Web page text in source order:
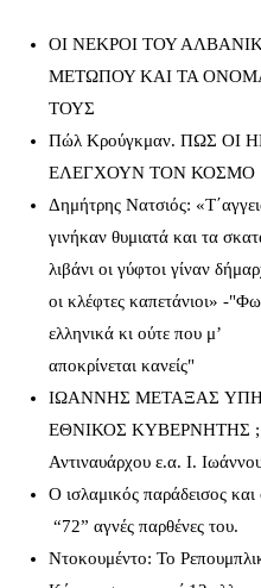
ΟΙ ΝΕΚΡΟΙ ΤΟΥ
ΜΕΤΩΠΟΥ ΚΑΙ ΤΑ
ΤΟΥΣ
Πώλ Κρούγκμαν. ΠΩΣ ΟΙ
ΕΛΕΓΧΟΥΝ ΤΟΝ ΚΟΣΜΟ
Δημήτρης Νατσιός:
γινήκαν θυμιατά και τα
λιβάνι οι γύφτοι γίναν
οι κλέφτες καπετάνιοι» -
ελληνικά κι ούτε που μ’
αποκρίνεται κανείς"
IΩΑΝΝΗΣ ΜΕΤΑΞΑΣ
ΕΘΝΙΚΟΣ ΚΥΒΕΡΝΗΤΗΣ ;
Αντιναυάρχου ε.α. Ι.
Ο ισλαμικός παράδεισος και
“72” αγνές παρθένες του.
Ντοκουμέντο: Το